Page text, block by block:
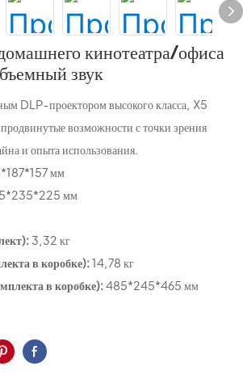
кинотеатра/офиса
звук
DLP-проектором высокого класса, X5
возможности с точки зрения
и опыта использования.
мм
мм
3,32 кг
в коробке):14,78 кг
в коробке):485*245*465 мм